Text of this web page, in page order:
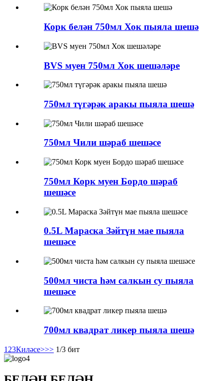
Корк белән 750мл Хок пыяла шешә
BVS муен 750мл Хок шешәләре
750мл түгәрәк аракы пыяла шешә
750мл Чили шәраб шешәсе
750мл Корк муен Бордо шәраб
шешәсе
0.5L Мараска Зәйтүн мае пыяла
шешәсе
500мл чиста һәм салкын су пыяла
шешәсе
700мл квадрат ликер пыяла шешә
1 23Киләсе>>> 1/3 бит